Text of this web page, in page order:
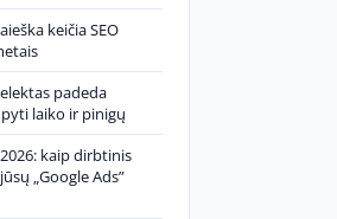
keičia SEO
padeda
laiko ir pinigų
kaip dirbtinis
„Google Ads”